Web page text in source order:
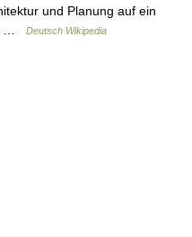
und Planung auf ein
…
Deutsch Wikipedia